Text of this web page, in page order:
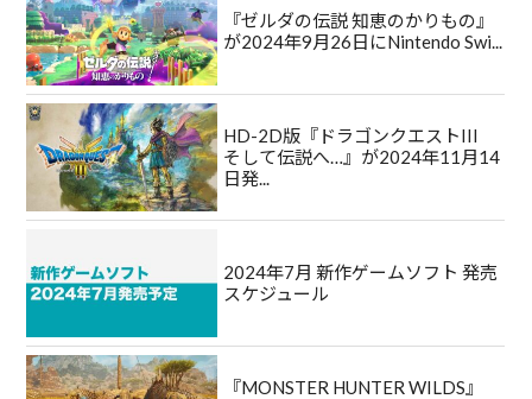
『ゼルダの伝説 知恵のかりもの』
が2024年9月26日にNintendo Swi...
HD-2D版『ドラゴンクエストIII
そして伝説へ…』が2024年11月14
日発...
2024年7月 新作ゲームソフト 発売
スケジュール
『MONSTER HUNTER WILDS』